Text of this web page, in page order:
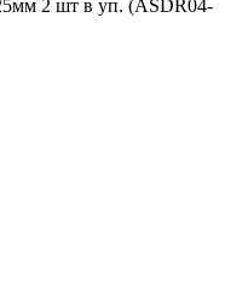
2 шт в уп. (ASDR04-